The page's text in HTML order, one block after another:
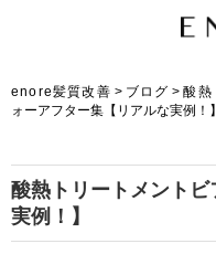
enore髪質改善 > ブログ >酸熱
ォーアフター集【リアルな実例！】
酸熱トリートメント
実例！】